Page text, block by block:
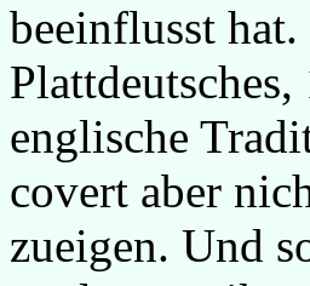
beeinflusst
englische
covert aber
zueigen. Und